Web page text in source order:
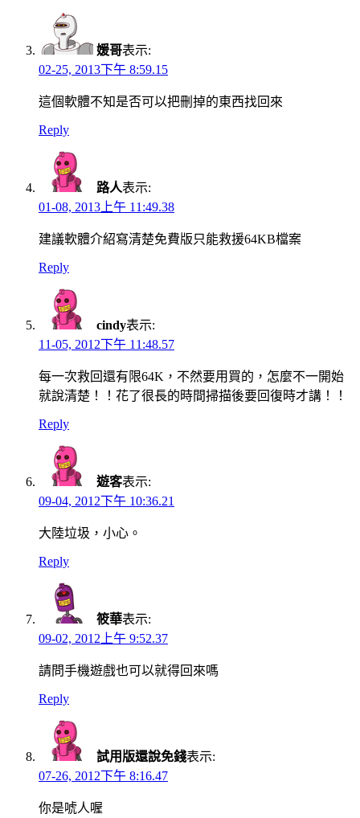
媛哥表示:
02-25, 2013下午 8:59.15
這個軟體不知是否可以把刪掉的東西找回來
Reply
路人表示:
01-08, 2013上午 11:49.38
建議軟體介紹寫清楚免費版只能救援64KB檔案
Reply
cindy表示:
11-05, 2012下午 11:48.57
每一次救回還有限64K，不然要用買的，怎麼不一開始
就說清楚！！花了很長的時間掃描後要回復時才講！！
Reply
遊客表示:
09-04, 2012下午 10:36.21
大陸垃圾，小心。
Reply
筱華表示:
09-02, 2012上午 9:52.37
請問手機遊戲也可以就得回來嗎
Reply
試用版還說免錢表示:
07-26, 2012下午 8:16.47
你是唬人喔